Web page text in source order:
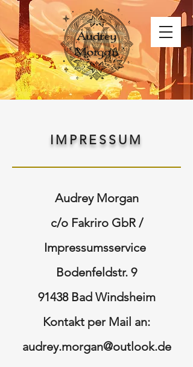
Audrey
Morgan
IMPRESSUM
Audrey Morgan
c/o Fakriro GbR /
Impressumsservice
Bodenfeldstr. 9
91438 Bad Windsheim
Kontakt per Mail an:
audrey.morgan@outlook.de